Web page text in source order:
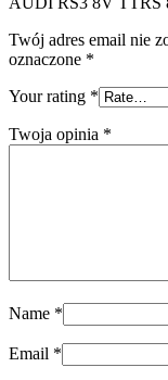
Twój adres email nie
oznaczone *
Your rating *
Twoja opinia *
Name *
Email *